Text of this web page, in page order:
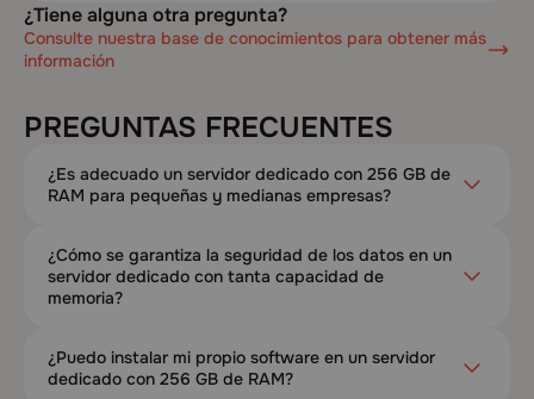
¿Tiene alguna otra pregunta?
Consulte nuestra base de conocimientos para obtener más
información
PREGUNTAS FRECUENTES
¿Es adecuado un servidor dedicado con 256 GB de
RAM para pequeñas y medianas empresas?
¿Cómo se garantiza la seguridad de los datos en un
servidor dedicado con tanta capacidad de
memoria?
¿Puedo instalar mi propio software en un servidor
dedicado con 256 GB de RAM?